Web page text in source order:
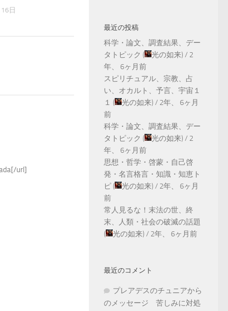
日
url]
最近の投稿
科学・論文、調査結果、デー
タトピック ( 光の如来) / 2
年、 6ヶ月前
スピリチュアル、宗教、占
い、オカルト、予言、宇宙１
１ ( 光の如来) / 2年、 6ヶ月
前
科学・論文、調査結果、デー
タトピック ( 光の如来) / 2
年、 6ヶ月前
思想・哲学・啓蒙・自己啓
発・名言格言・知識・知恵ト
ピ ( 光の如来) / 2年、 6ヶ月
前
常人見るな！末法の世、終
末、人類・社会の破滅の話題
(
光の如来) / 2年、 6ヶ月前
最近のコメント
プレアデスのチュニアから
のメッセージ 苦しみに対処